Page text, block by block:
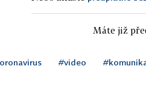
Máte již
#video